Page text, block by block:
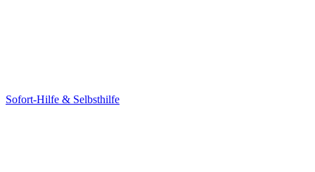
Sofort-Hilfe & Selbsthilfe